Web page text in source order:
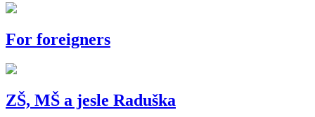
For foreigners
ZŠ, MŠ a jesle Raduška